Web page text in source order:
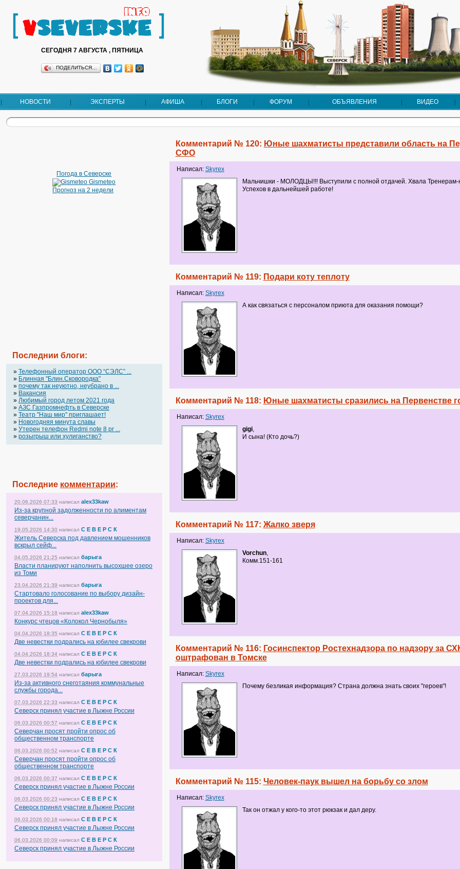
СЕГОДНЯ 7 АВГУСТА , ПЯТНИЦА
ПОДЕЛИТЬСЯ…
НОВОСТИ ЭКСПЕРТЫ АФИША БЛОГИ ФОРУМ ОБЪЯВЛЕНИЯ ВИДЕО
Погода в Северске
Gismeteo
Прогноз на 2 недели
Последнии блоги:
» Телефонный оператор OOO “СЭЛС” ...
» Блинная "Блин.Сковородка"
» почему так неуютно, неубрано в ...
» Вакансия
» Любимый город летом 2021 года
» АЗС Газпромнефть в Северске
» Театр "Наш мир" приглашает!
» Новогодняя минута славы
» Утерен телефон Redmi note 8 pr ...
» розыгрыш или хулиганство?
Последние комментарии:
20.06.2026 07:33 написал alex33kaw
Из-за крупной задолженности по алиментам
северчанин...
19.05.2026 14:30 написал С Е В Е Р С К
Житель Северска под давлением мошенников
вскрыл сейф...
04.05.2026 21:25 написал барыга
Власти планируют наполнить высохшее озеро
из Томи
23.04.2026 21:39 написал барыга
Стартовало голосование по выбору дизайн-
проектов для...
07.04.2026 15:18 написал alex33kaw
Конкурс чтецов «Колокол Чернобыля»
04.04.2026 18:35 написал С Е В Е Р С К
Две невестки подрались на юбилее свекрови
04.04.2026 18:34 написал С Е В Е Р С К
Две невестки подрались на юбилее свекрови
27.03.2026 19:54 написал барыга
Из-за активного снеготаяния коммунальные
службы города...
07.03.2026 22:33 написал С Е В Е Р С К
Северск принял участие в Лыжне России
06.03.2026 00:57 написал С Е В Е Р С К
Северчан просят пройти опрос об
общественном транспорте
06.03.2026 00:52 написал С Е В Е Р С К
Северчан просят пройти опрос об
общественном транспорте
06.03.2026 00:37 написал С Е В Е Р С К
Северск принял участие в Лыжне России
06.03.2026 00:23 написал С Е В Е Р С К
Северск принял участие в Лыжне России
06.03.2026 00:18 написал С Е В Е Р С К
Северск принял участие в Лыжне России
06.03.2026 00:09 написал С Е В Е Р С К
Северск принял участие в Лыжне России
Комментарий № 120: Юные шахматисты представили область на
СФО
Написал: Skyrex
Мальчишки - МОЛОДЦЫ!!! Выступили с полной отдачей. Хвала Тренерам-
Успехов в дальнейшей работе!
Комментарий № 119: Подари коту теплоту
Написал: Skyrex
А как связаться с персоналом приюта для оказания помощи?
Комментарий № 118: Юные шахматисты сразились на Первенстве
Написал: Skyrex
gigi,
И сына! (Кто дочь?)
Комментарий № 117: Жалко зверя
Написал: Skyrex
Vorchun,
Комм.151-161
Комментарий № 116: Госинспектор Ростехнадзора по надзору за
оштрафован в Томске
Написал: Skyrex
Почему безликая информация? Страна должна знать своих "героев"!
Комментарий № 115: Человек-паук вышел на борьбу со злом
Написал: Skyrex
Так он отжал у кого-то этот рюкзак и дал деру.